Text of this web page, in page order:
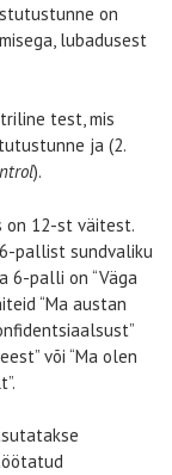
on
lubadusest
test, mis
ja (2.
).
on 12-st väitest.
pallist sundvaliku
6-palli on “Väga
“Ma austan
või “Ma olen